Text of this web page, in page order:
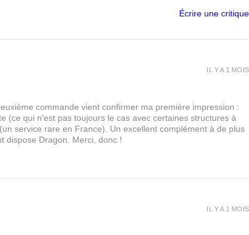
Écrire une critique
commande vient confirmer ma première impression :
(ce qui n'est pas toujours le cas avec certaines structures à
service rare en France). Un excellent complément à de plus
dispose Dragon. Merci, donc !
IL Y A 1 MOIS
IL Y A 1 MOIS